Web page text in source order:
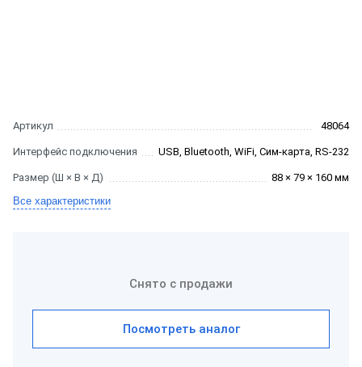
Артикул 48064
Интерфейс подключения USB, Bluetooth, WiFi, Сим-карта, RS-232
Размер (Ш × В × Д)
88 × 79 × 160 мм
Все характеристики
Снято с продажи
Посмотреть аналог